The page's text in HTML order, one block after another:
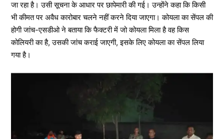
जा रहा है। उसी सूचना के आधार पर छापेमारी की गई। उन्होंने कहा कि किसी
भी कीमत पर अवैध कारोबार चलने नहीं करने दिया जाएगा। कोयला का सेंपल की
होगी जांच-एसडीओ ने बताया कि फैक्टरी में जो कोयला मिला है वह किस
कोलियरी का है, उसकी जांच कराई जाएगी, इसके लिए कोयला का सेंपल लिया
गया है।